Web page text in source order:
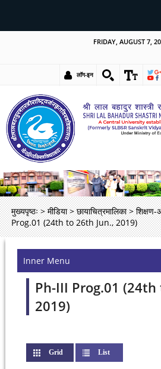
FRIDAY, AUGUST 7,
लॉग-इन
मुख्यपृष्ठः > मीडिया > छायाचित्रमालिका > शिक्षण-
Prog.01 (24th to 26th Jun., 2019)
Inner Menu
Ph-III Prog.01
2019)
Grid (active tab) List